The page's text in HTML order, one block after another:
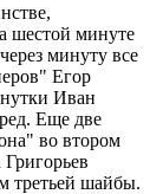
шестой минуте
минуту все
Егор
Иван
Еще две
во втором
третьей шайбы.